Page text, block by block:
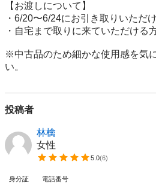
【お渡しについて】
・6/20〜6/24にお引き取りいただ
・自宅まで取りに来ていただける
※中古品のため細かな使用感を気
い。
投稿者
林檎
女性
5.0(6)
身分証 電話番号